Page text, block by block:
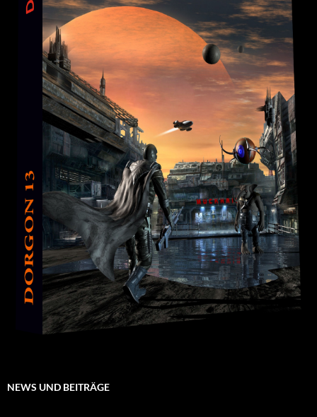
NEWS UND BEITRÄGE